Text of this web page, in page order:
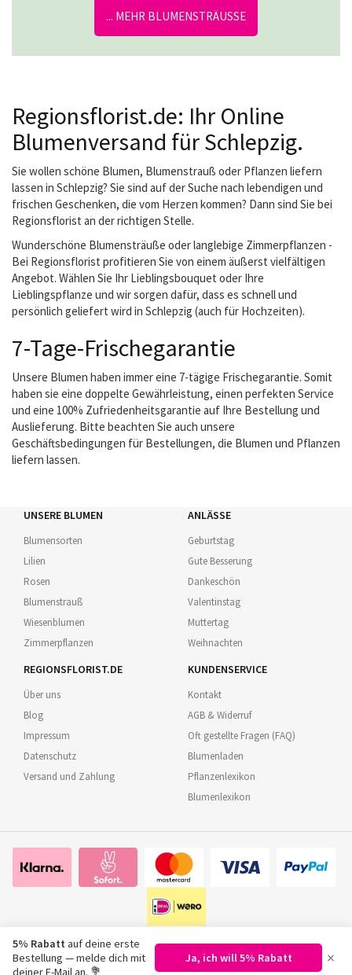
... MEHR BLUMENSTRÄUSSE
Regionsflorist.de: Ihr Online
Blumenversand für Schlepzig.
Sie wollen schöne Blumen, Blumenstrauß oder Pflanzen liefern
lassen in Schlepzig? Sie sind auf der Suche nach lebendigen und
frischen Geschenken, die vom Herzen kommen? Dann sind Sie bei
Regionsflorist an der richtigen Stelle.
Wunderschöne Blumensträuße oder langlebige Zimmerpflanzen -
Bei Regionsflorist profitieren Sie von einem äußerst vielfältigen
Angebot. Wählen Sie Ihr Lieblingsbouquet oder Ihre
Lieblingspflanze und wir sorgen dafür, dass es schnell und
persönlich geliefert wird in Schlepzig (auch für Hochzeiten).
7-Tage-Frischegarantie
Unsere Blumen haben immer eine 7-tägige Frischegarantie. Somit
haben sie eine doppelte Gewährleistung, einen perfekten Service
und eine 100% Zufriedenheitsgarantie auf Ihre Bestellung und
Auslieferung. Bitte beachten Sie auch unsere
Geschäftsbedingungen für Bestellungen, die Blumen und Pflanzen
liefern lassen.
UNSERE BLUMEN
Blumensorten
Lilien
Rosen
Blumenstrauß
Wiesenblumen
Zimmerpflanzen
ANLÄSSE
Geburtstag
Gute Besserung
Dankeschön
Valentinstag
Muttertag
Weihnachten
REGIONSFLORIST.DE
Über uns
Blog
Impressum
Datenschutz
Versand und Zahlung
KUNDENSERVICE
Kontakt
AGB & Widerruf
Oft gestellte Fragen (FAQ)
Blumenladen
Pflanzenlexikon
Blumenlexikon
©2026Regionsflorist.de
5% Rabatt auf deine erste
Bestellung — melde dich mit
deiner E-Mail an. 💐
Ja, ich will 5% Rabatt ×